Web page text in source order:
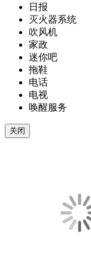
日报
灭火器系统
吹风机
家政
迷你吧
拖鞋
电话
电视
唤醒服务
关闭